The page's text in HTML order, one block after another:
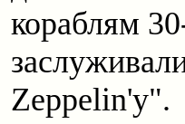
кораблям
Zeppelin'у".